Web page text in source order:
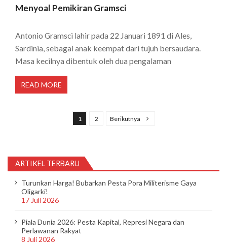
Menyoal Pemikiran Gramsci
Antonio Gramsci lahir pada 22 Januari 1891 di Ales,
Sardinia, sebagai anak keempat dari tujuh bersaudara.
Masa kecilnya dibentuk oleh dua pengalaman
READ MORE
n
a
s
p
1 2 Berikutnya
ARTIKEL TERBARU
Turunkan Harga! Bubarkan Pesta Pora Militerisme Gaya
Oligarki!
17 Juli 2026
Piala Dunia 2026: Pesta Kapital, Represi Negara dan
Perlawanan Rakyat
8 Juli 2026